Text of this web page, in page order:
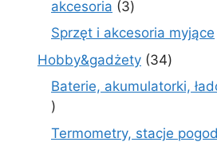
akcesoria
33
produkty
Sprzęt i akcesoria myjące
Hobby&gadżety 3434
produkty
Baterie, akumulatorki,
30
produktów
Termometry, stacje